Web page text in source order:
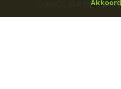
StickerOp gaat bijna met
Akkoord